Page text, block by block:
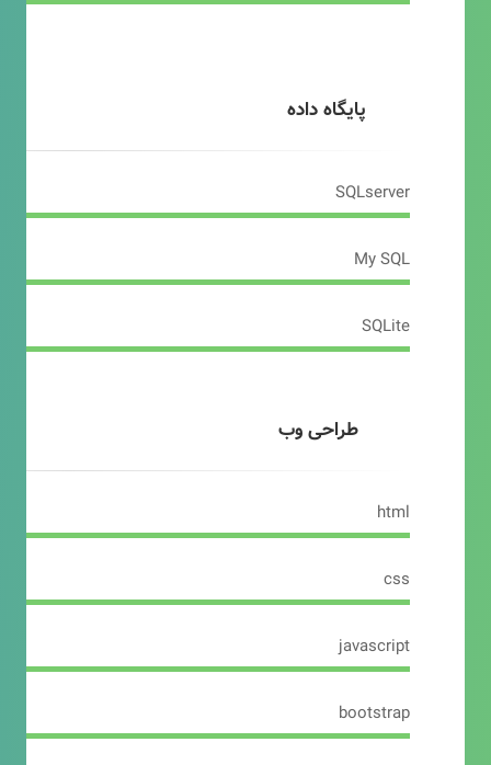
پایگاه داده
SQLserver
My SQL
SQLite
طراحی وب
html
css
javascript
bootstrap